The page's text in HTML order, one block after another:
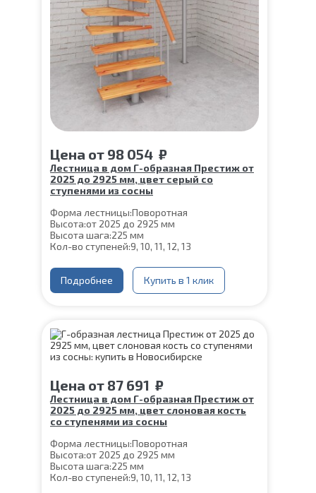
Цена от 98 054 ₽
Лестница в дом Г-образная Престиж от
2025 до 2925 мм, цвет серый со
ступенями из сосны
Форма лестницы:Поворотная
Высота:от 2025 до 2925 мм
Высота шага:225 мм
Кол-во ступеней:9, 10, 11, 12, 13
Глубина ступени:
300 мм
Конструкция: На монокосоуре
Ширина марша: 900 мм
Угол наклона: 45°
Срок гарантии (на металлокаркас):25 лет
Подробнее Купить в 1 клик
Цена от 87 691 ₽
Лестница в дом Г-образная Престиж от
2025 до 2925 мм, цвет слоновая кость
со ступенями из сосны
Форма лестницы:Поворотная
Высота:от 2025 до 2925 мм
Высота шага:225 мм
Кол-во ступеней:9, 10, 11, 12, 13